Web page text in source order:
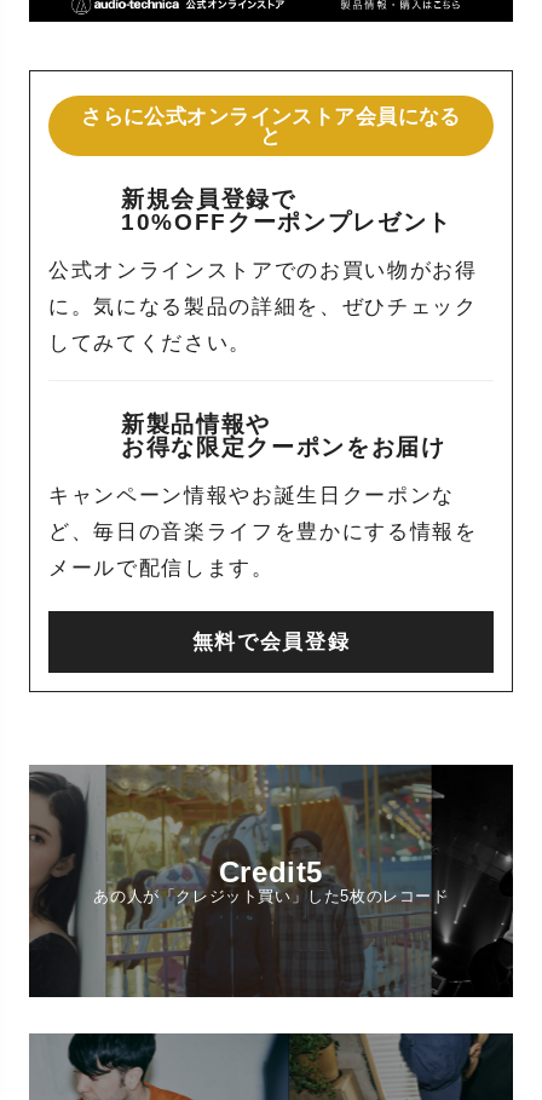
さらに公式オンラインストア会員になる
と
新規会員登録で
10%OFFクーポンプレゼント
公式オンラインストアでのお買い物がお得
に。気になる製品の詳細を、ぜひチェック
してみてください。
新製品情報や
お得な限定クーポンをお届け
キャンペーン情報やお誕生日クーポンな
ど、毎日の音楽ライフを豊かにする情報を
メールで配信します。
無料で会員登録
Credit5
あの人が「クレジット買い」した5枚のレコード